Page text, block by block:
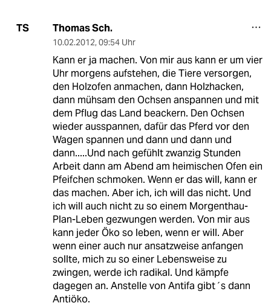
TS Thomas Sch.
10.02.2012, 09:54 Uhr
Kann er ja machen. Von mir aus kann er um vier
Uhr morgens aufstehen, die Tiere versorgen,
den Holzofen anmachen, dann Holzhacken,
dann mühsam den Ochsen anspannen und mit
dem Pflug das Land beackern. Den Ochsen
wieder ausspannen, dafür das Pferd vor den
Wagen spannen und dann und dann und
dann.....Und nach gefühlt zwanzig Stunden
Arbeit dann am Abend am heimischen Ofen ein
Pfeifchen schmoken. Wenn er das will, kann er
das machen. Aber ich, ich will das nicht. Und
ich will auch nicht zu so einem Morgenthau-
Plan-Leben gezwungen werden. Von mir aus
kann jeder Öko so leben, wenn er will. Aber
wenn einer auch nur ansatzweise anfangen
sollte, mich zu so einer Lebensweise zu
zwingen, werde ich radikal. Und kämpfe
dagegen an. Anstelle von Antifa gibt´s dann
Antiöko.